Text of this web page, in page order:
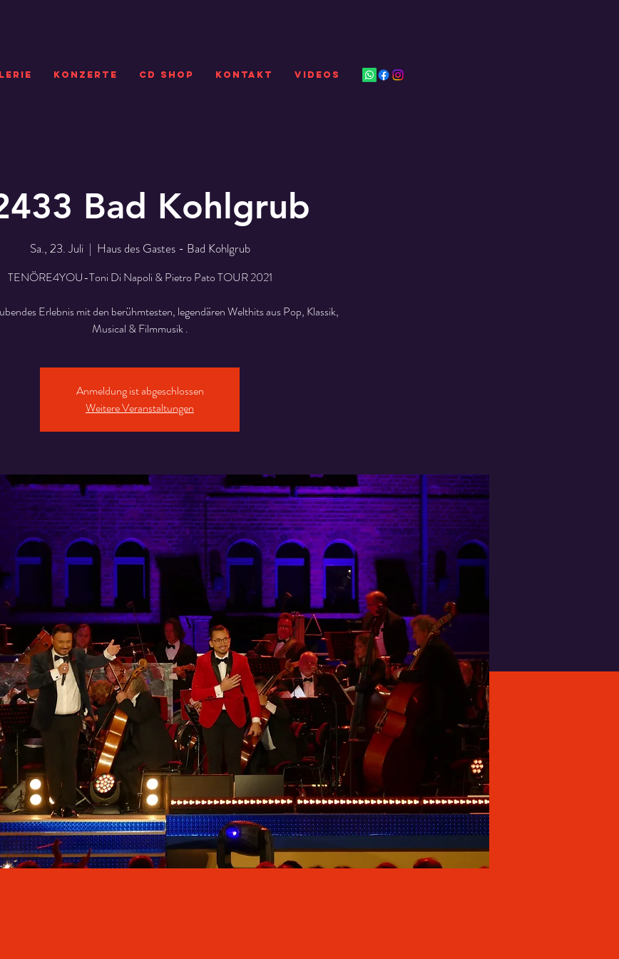
KONZERTE CD SHOP Kontakt VIDEOS
Bad Kohlgrub
Sa., 23. Juli
  |
Haus des Gastes - Bad Kohlgrub
TENÖRE4YOU-Toni Di Napoli & Pietro Pato TOUR 2021
Erlebnis mit den berühmtesten, legendären Welthits aus Pop, Klassik,
Musical & Filmmusik .
Anmeldung ist abgeschlossen
Weitere Veranstaltungen